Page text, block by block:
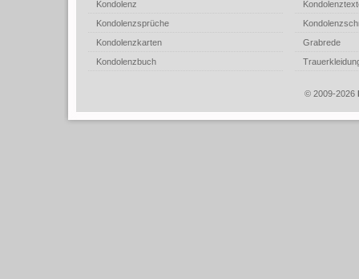
Kondolenz
Kondolenzsprüche
Kondolenzkarten
Kondolenzbuch
Grabrede
© 2009-2026